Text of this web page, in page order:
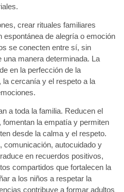
crear rituales familiares
de alegría o emoción
se conecten entre sí, sin
una manera determinada. La
en la perfección de la
cercanía y el respeto a la
a toda la familia. Reducen el
la empatía y permiten
desde la calma y el respeto.
comunicación, autocuidado y
en recuerdos positivos,
compartidos que fortalecen la
a los niños a respetar la
contribuye a formar adultos